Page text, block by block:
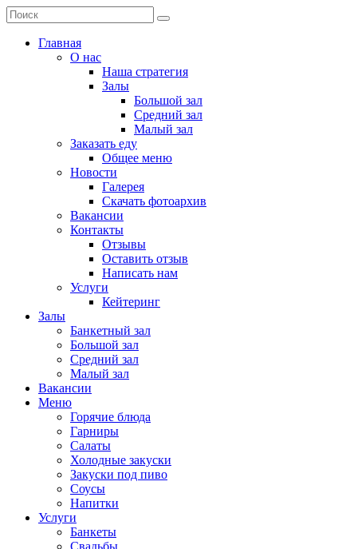
Главная
О нас
Наша стратегия
Залы
Большой зал
Средний зал
Малый зал
Заказать еду
Общее меню
Новости
Галерея
Скачать фотоархив
Вакансии
Контакты
Отзывы
Оставить отзыв
Написать нам
Услуги
Кейтеринг
Залы
Банкетный зал
Большой зал
Средний зал
Малый зал
Вакансии
Меню
Горячие блюда
Гарниры
Салаты
Холодные закуски
Закуски под пиво
Соусы
Напитки
Услуги
Банкеты
Свадьбы